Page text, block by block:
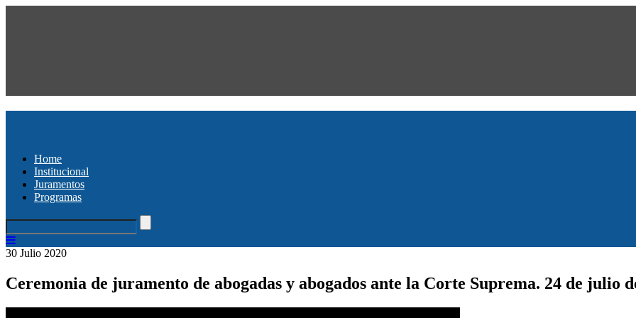
Home
Institucional
Juramentos
Programas
30 Julio 2020
Ceremonia de juramento de abogadas y abogados ante la Corte Suprema. 24 de julio